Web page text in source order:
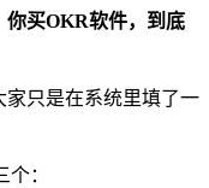
你买OKR软件，到底
只是在系统里填了一
：